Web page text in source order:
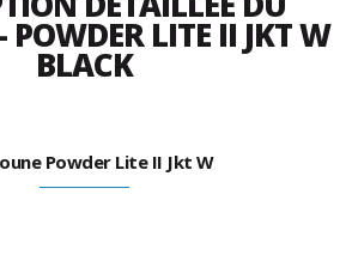
LITE II JKT W
BLACK
Powder Lite II Jkt W